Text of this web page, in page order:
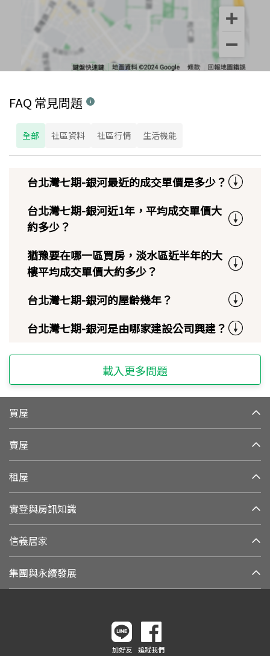
FAQ 常見問題
全部 社區資料 社區行情 生活機能
台北灣七期-銀河最近的成交單價是多少？
台北灣七期-銀河近1年，平均成交單價大
約多少？
猶豫要在哪一區買房，淡水區近半年的大
樓平均成交單價大約多少？
台北灣七期-銀河的屋齡幾年？
台北灣七期-銀河是由哪家建設公司興建？
載入更多問題
買屋
賣屋
租屋
實登與房訊知識
信義居家
集團與永續發展
加好友 追蹤我們